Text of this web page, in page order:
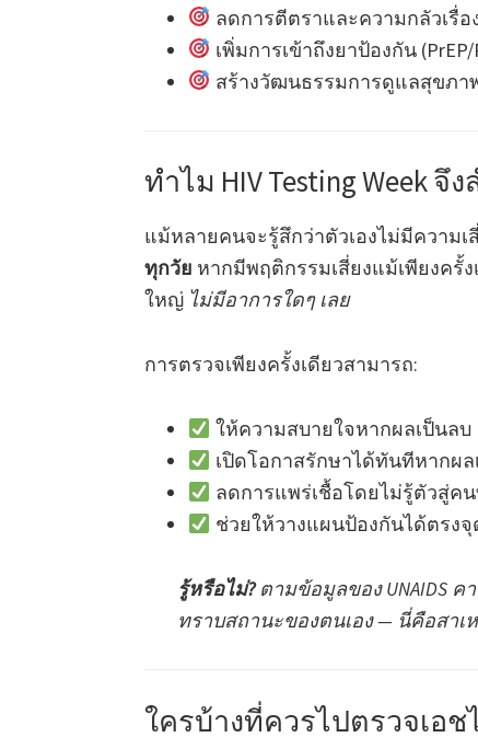
ลดการตีตราและความกลัวเรื่อ
เพิ่มการเข้าถึงยาป้องกัน
สร้างวัฒนธรรมการดูแลสุขภา
ทำไม HIV Testing Week
แม้หลายคนจะรู้สึกว่าตัวเองไม่มีความเ
ทุกวัย หากมีพฤติกรรมเสี่ยงแม้เพียงครั้
ใหญ่ ไม่มีอาการใดๆ เลย
การตรวจเพียงครั้งเดียวสามารถ:
ให้ความสบายใจหากผลเป็นลบ
เปิดโอกาสรักษาได้ทันทีหากผล
ลดการแพร่เชื้อโดยไม่รู้ตัวสู่ค
ช่วยให้วางแผนป้องกันได้ตรง
รู้หรือไม่?ตามข้อมูลของ UNAIDS
ทราบสถานะของตนเอง — นี่คือสา
ใครบ้างที่ควรไปตรวจเอชไ